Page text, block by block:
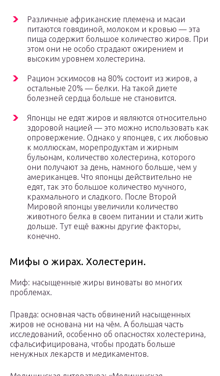
Различные африканские племена и масаи
питаются говядиной, молоком и кровью — эта
пища содержит большое количество жиров. При
этом они не особо страдают ожирением и
высоким уровнем холестерина.
Рацион эскимосов на 80% состоит из жиров, а
остальные 20% — белки. На такой диете
болезней сердца больше не становится.
Японцы не едят жиров и являются относительно
здоровой нацией — это можно использовать как
опровержение. Однако у японцев, с их любовью
к моллюскам, морепродуктам и жирным
бульонам, количество холестерина, которого
они получают за день, намного больше, чем у
американцев. Что японцы действительно не
едят, так это большое количество мучного,
крахмального и сладкого. После Второй
Мировой японцы увеличили количество
животного белка в своем питании и стали жить
дольше. Тут ещё важны другие факторы,
конечно.
Мифы о жирах. Холестерин.
Миф: насыщенные жиры виноваты во многих
проблемах.
Правда: основная часть обвинений насыщенных
жиров не основана ни на чём. А большая часть
исследований, особенно об опасностях холестерина,
сфальсифицирована, чтобы продать больше
ненужных лекарств и медикаментов.